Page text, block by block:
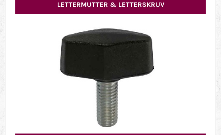
LETTERMUTTER & LETTERSKRUV